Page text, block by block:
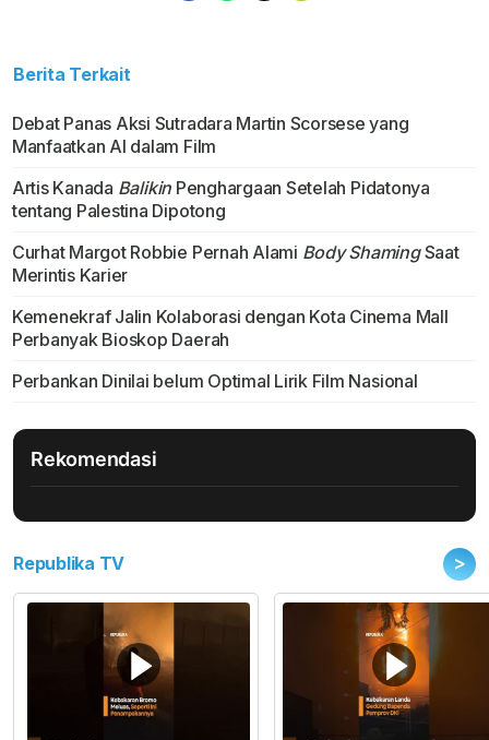
Berita Terkait
Debat Panas Aksi Sutradara Martin Scorsese yang
Manfaatkan AI dalam Film
Artis Kanada Balikin Penghargaan Setelah Pidatonya
tentang Palestina Dipotong
Curhat Margot Robbie Pernah Alami Body ShamingSaat
Merintis Karier
Kemenekraf Jalin Kolaborasi dengan Kota Cinema Mall
Perbanyak Bioskop Daerah
Perbankan Dinilai belum Optimal Lirik Film Nasional
Rekomendasi
Republika TV >